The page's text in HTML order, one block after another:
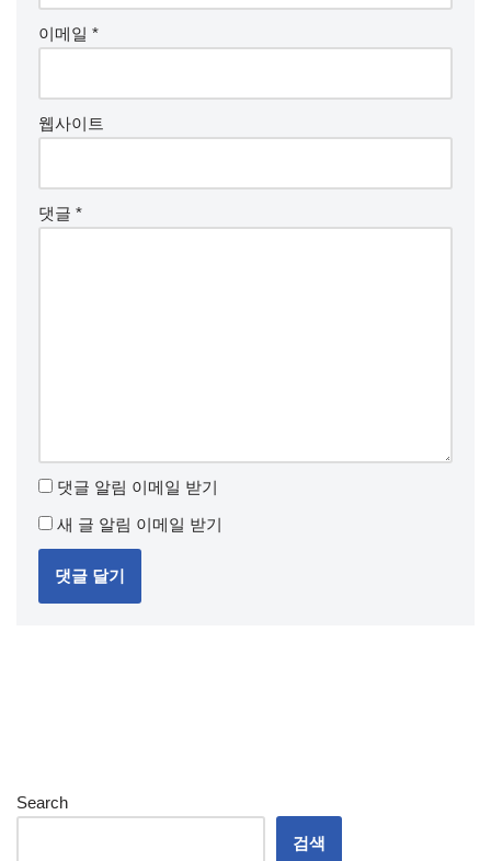
이메일 *
웹사이트
댓글 *
댓글 알림 이메일 받기
새 글 알림 이메일 받기
Search
검색